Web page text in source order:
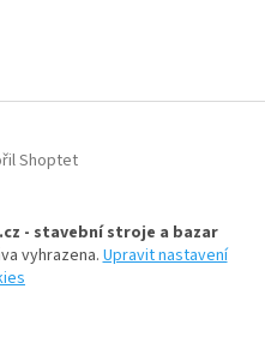
Shoptet
- stavební stroje a bazar
vyhrazena.Upravit nastavení